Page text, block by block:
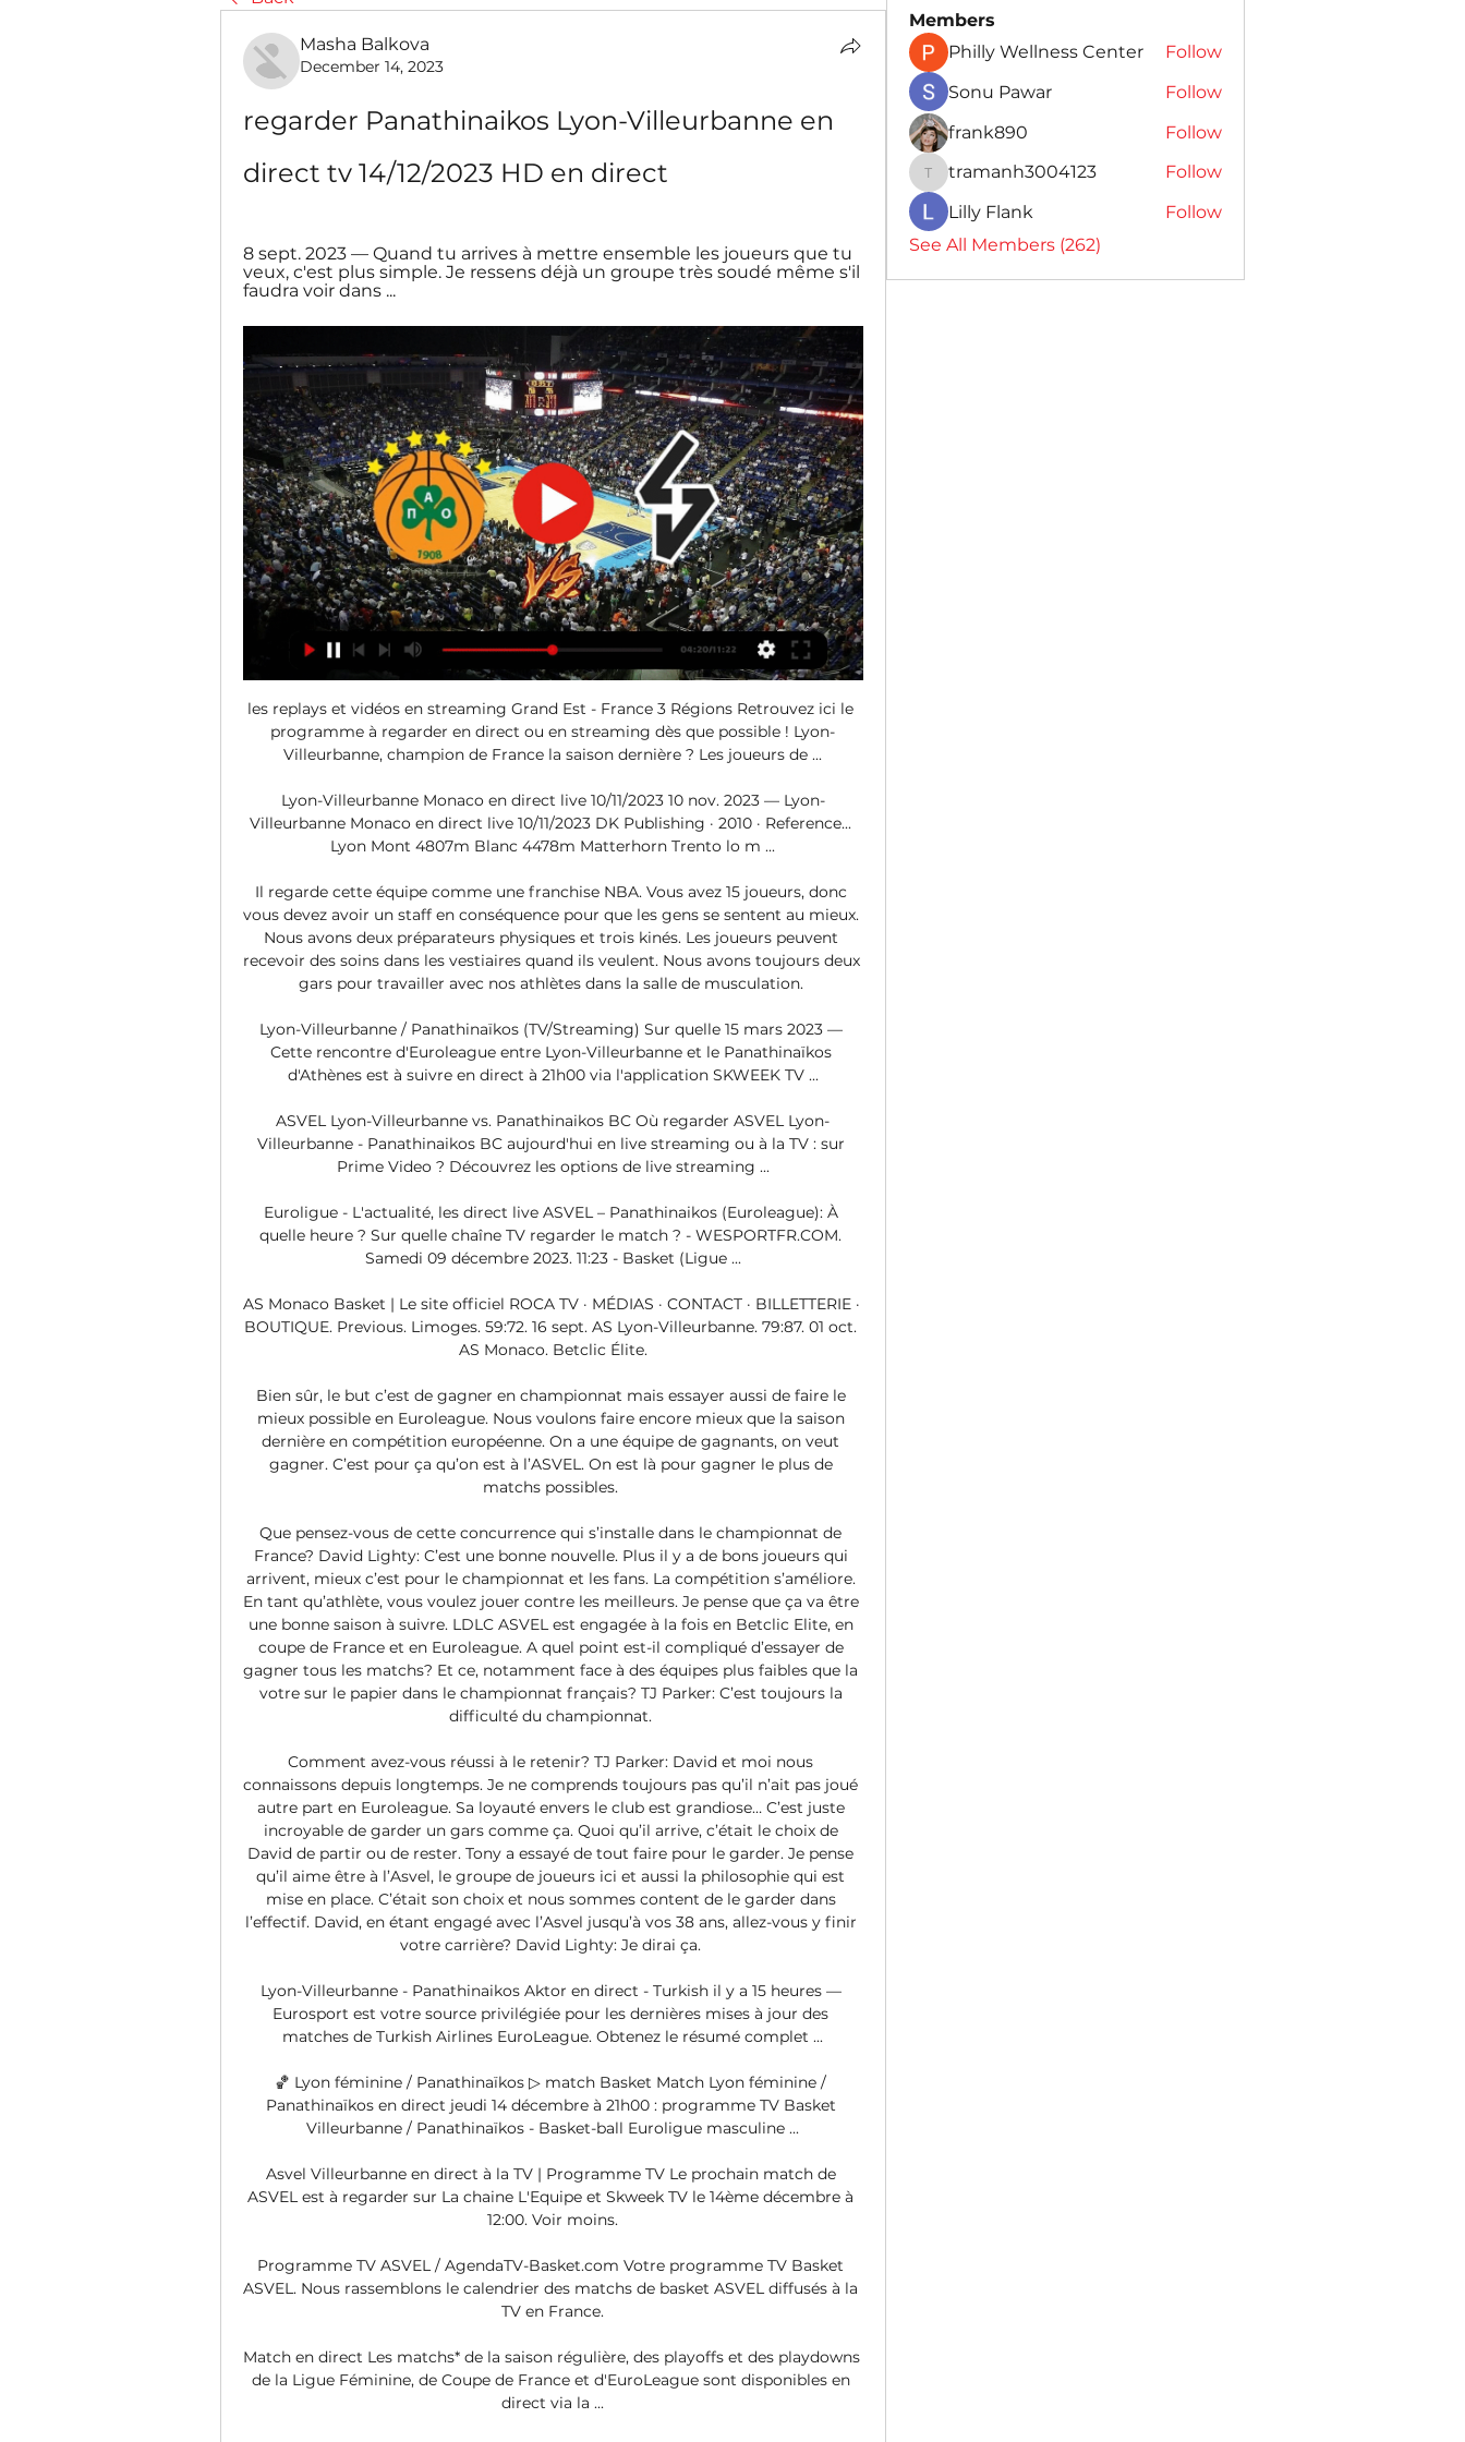
Masha Balkova
December 14, 2023
regarder Panathinaikos Lyon-Villeurbanne en
direct tv 14/12/2023 HD en direct
8 sept. 2023 — Quand tu arrives à mettre ensemble les joueurs que tu
veux, c'est plus simple. Je ressens déjà un groupe très soudé même s'il
faudra voir dans ...
les replays et vidéos en streaming Grand Est - France 3 Régions Retrouvez ici le
programme à regarder en direct ou en streaming dès que possible ! Lyon-
Villeurbanne, champion de France la saison dernière ? Les joueurs de ...
Lyon-Villeurbanne Monaco en direct live 10/11/2023 10 nov. 2023 — Lyon-
Villeurbanne Monaco en direct live 10/11/2023 DK Publishing · 2010 · ‎Reference...
Lyon Mont 4807m Blanc 4478m Matterhorn Trento lo m ...
Il regarde cette équipe comme une franchise NBA. Vous avez 15 joueurs, donc
vous devez avoir un staff en conséquence pour que les gens se sentent au mieux.
Nous avons deux préparateurs physiques et trois kinés. Les joueurs peuvent
recevoir des soins dans les vestiaires quand ils veulent. Nous avons toujours deux
gars pour travailler avec nos athlètes dans la salle de musculation.
Lyon-Villeurbanne / Panathinaïkos (TV/Streaming) Sur quelle 15 mars 2023 —
Cette rencontre d'Euroleague entre Lyon-Villeurbanne et le Panathinaïkos
d'Athènes est à suivre en direct à 21h00 via l'application SKWEEK TV ...
ASVEL Lyon-Villeurbanne vs. Panathinaikos BC Où regarder ASVEL Lyon-
Villeurbanne - Panathinaikos BC aujourd'hui en live streaming ou à la TV : sur
Prime Video ? Découvrez les options de live streaming ...
Euroligue - L'actualité, les direct live ASVEL – Panathinaikos (Euroleague): À
quelle heure ? Sur quelle chaîne TV regarder le match ? - WESPORTFR.COM.
Samedi 09 décembre 2023. 11:23 - Basket (Ligue ...
AS Monaco Basket | Le site officiel ROCA TV · MÉDIAS · CONTACT · BILLETTERIE ·
BOUTIQUE. Previous. Limoges. 59:72. 16 sept. AS Lyon-Villeurbanne. 79:87. 01 oct.
AS Monaco. Betclic Élite.
Bien sûr, le but c’est de gagner en championnat mais essayer aussi de faire le
mieux possible en Euroleague. Nous voulons faire encore mieux que la saison
dernière en compétition européenne. On a une équipe de gagnants, on veut
gagner. C’est pour ça qu’on est à l’ASVEL. On est là pour gagner le plus de
matchs possibles.
Que pensez-vous de cette concurrence qui s’installe dans le championnat de
France? David Lighty: C’est une bonne nouvelle. Plus il y a de bons joueurs qui
arrivent, mieux c’est pour le championnat et les fans. La compétition s’améliore.
En tant qu’athlète, vous voulez jouer contre les meilleurs. Je pense que ça va être
une bonne saison à suivre. LDLC ASVEL est engagée à la fois en Betclic Elite, en
coupe de France et en Euroleague. A quel point est-il compliqué d’essayer de
gagner tous les matchs? Et ce, notamment face à des équipes plus faibles que la
votre sur le papier dans le championnat français? TJ Parker: C’est toujours la
difficulté du championnat.
Comment avez-vous réussi à le retenir? TJ Parker: David et moi nous
connaissons depuis longtemps. Je ne comprends toujours pas qu’il n’ait pas joué
autre part en Euroleague. Sa loyauté envers le club est grandiose… C’est juste
incroyable de garder un gars comme ça. Quoi qu’il arrive, c’était le choix de
David de partir ou de rester. Tony a essayé de tout faire pour le garder. Je pense
qu’il aime être à l’Asvel, le groupe de joueurs ici et aussi la philosophie qui est
mise en place. C’était son choix et nous sommes content de le garder dans
l’effectif. David, en étant engagé avec l’Asvel jusqu’à vos 38 ans, allez-vous y finir
votre carrière? David Lighty: Je dirai ça.
Lyon-Villeurbanne - Panathinaikos Aktor en direct - Turkish il y a 15 heures —
Eurosport est votre source privilégiée pour les dernières mises à jour des
matches de Turkish Airlines EuroLeague. Obtenez le résumé complet ...
🏀 Lyon féminine / Panathinaïkos ▷ match Basket Match Lyon féminine /
Panathinaïkos en direct jeudi 14 décembre à 21h00 : programme TV Basket
Villeurbanne / Panathinaïkos - Basket-ball Euroligue masculine ...
Asvel Villeurbanne en direct à la TV | Programme TV Le prochain match de
ASVEL est à regarder sur La chaine L'Equipe et Skweek TV le 14ème décembre à
12:00. Voir moins.
Programme TV ASVEL / AgendaTV-Basket.com Votre programme TV Basket
ASVEL. Nous rassemblons le calendrier des matchs de basket ASVEL diffusés à la
TV en France.
Match en direct Les matchs* de la saison régulière, des playoffs et des playdowns
de la Ligue Féminine, de Coupe de France et d'EuroLeague sont disponibles en
direct via la ...
Members
Philly Wellness Center
Follow
Sonu Pawar
Follow
frank890
Follow
tramanh3004123
tramanh3004123
Follow
Lilly Flank
Follow
See All Members (262)